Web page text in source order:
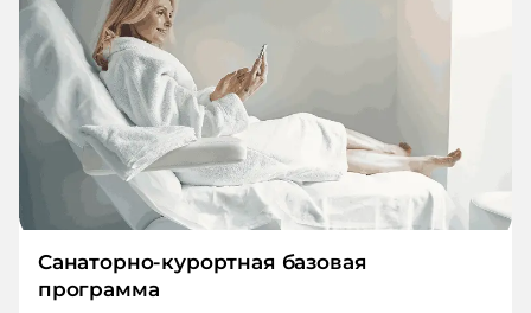
Санаторно-курортная базовая
программа